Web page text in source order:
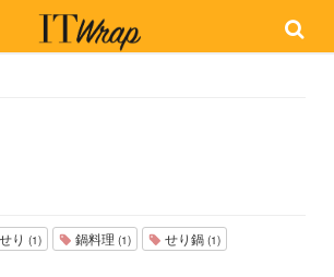
せり (1) 鍋料理 (1) せり鍋 (1)